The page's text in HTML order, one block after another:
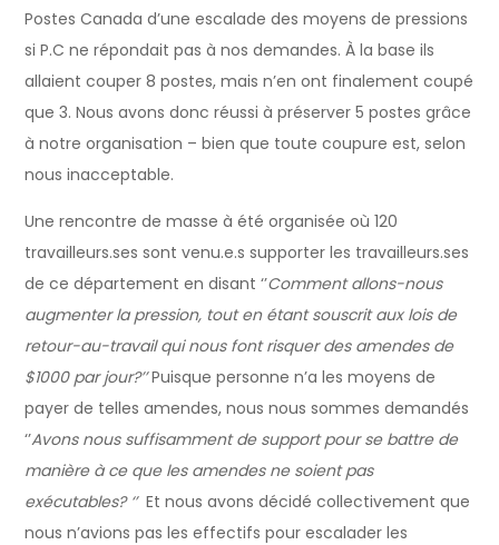
Postes Canada d’une escalade des moyens de pressions
si P.C ne répondait pas à nos demandes. À la base ils
allaient couper 8 postes, mais n’en ont finalement coupé
que 3. Nous avons donc réussi à préserver 5 postes grâce
à notre organisation – bien que toute coupure est, selon
nous inacceptable.
Une rencontre de masse à été organisée où 120
travailleurs.ses sont venu.e.s supporter les travailleurs.ses
de ce département en disant ‘’Comment allons-nous
augmenter la pression, tout en étant souscrit aux lois de
retour-au-travail qui nous font risquer des amendes de
$1000 par jour?’’Puisque personne n’a les moyens de
payer de telles amendes, nous nous sommes demandés
‘’Avons nous suffisamment de support pour se battre de
manière à ce que les amendes ne soient pas
exécutables? ‘’Et nous avons décidé collectivement que
nous n’avions pas les effectifs pour escalader les